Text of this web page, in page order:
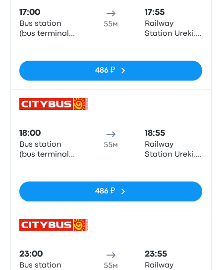
17:00
Bus station
(bus terminal
55м
17:55
Railway
Station Ureki,
486 ₽
18:00
Bus station
(bus terminal
55м
18:55
Railway
Station Ureki,
486 ₽
23:00
Bus station
55м
23:55
Railway